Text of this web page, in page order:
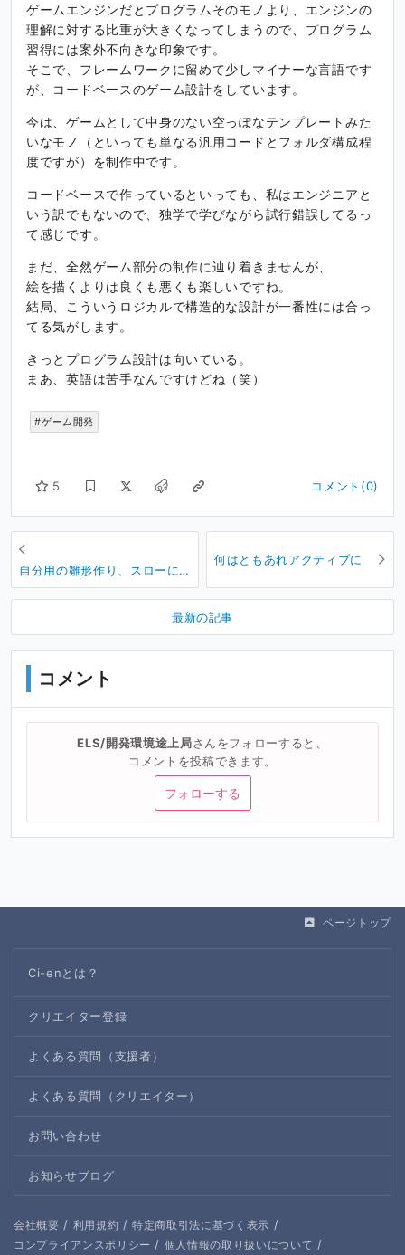
ゲームエンジンだとプログラムそのモノより、エンジンの
理解に対する比重が大きくなってしまうので、プログラム
習得には案外不向きな印象です。
そこで、フレームワークに留めて少しマイナーな言語です
が、コードベースのゲーム設計をしています。
今は、ゲームとして中身のない空っぽなテンプレートみた
いなモノ（といっても単なる汎用コードとフォルダ構成程
度ですが）を制作中です。
コードベースで作っているといっても、私はエンジニアと
いう訳でもないので、独学で学びながら試行錯誤してるっ
て感じです。
まだ、全然ゲーム部分の制作に辿り着きませんが、
絵を描くよりは良くも悪くも楽しいですね。
結局、こういうロジカルで構造的な設計が一番性には合っ
てる気がします。
きっとプログラム設計は向いている。
まあ、英語は苦手なんですけどね（笑）
#ゲーム開発
5 コメント(0)
自分用の雛形作り、スローに
進行中
何はともあれアクティブに
最新の記事
コメント
ELS/開発環境途上局さんをフォローすると、
コメントを投稿できます。
フォローする
ページトップ
Ci-enとは？
クリエイター登録
よくある質問（支援者）
よくある質問（クリエイター）
お問い合わせ
お知らせブログ
会社概要 / 利用規約 / 特定商取引法に基づく表示 /
コンプライアンスポリシー / 個人情報の取り扱いについて /